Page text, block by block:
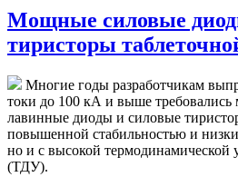
Мощные силовые
тиристоры
Многие годы разработчикам
токи до 100 кА и выше
лавинные диоды и силовые
повышенной стабильностью и
но и с высокой термодинамической
(ТДУ).